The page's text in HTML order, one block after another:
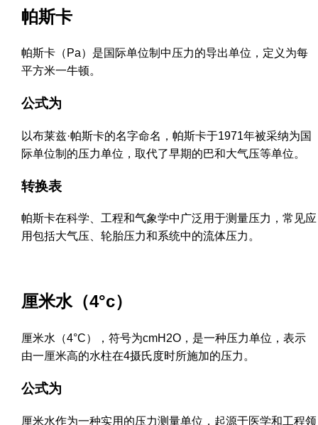
帕斯卡
帕斯卡（Pa）是国际单位制中压力的导出单位，定义为每
平方米一牛顿。
公式为
以布莱兹·帕斯卡的名字命名，帕斯卡于1971年被采纳为国
际单位制的压力单位，取代了早期的巴和大气压等单位。
转换表
帕斯卡在科学、工程和气象学中广泛用于测量压力，常见应
用包括大气压、轮胎压力和系统中的流体压力。
厘米水（4°c）
厘米水（4°C），符号为cmH2O，是一种压力单位，表示
由一厘米高的水柱在4摄氏度时所施加的压力。
公式为
厘米水作为一种实用的压力测量单位，起源于医学和工程领